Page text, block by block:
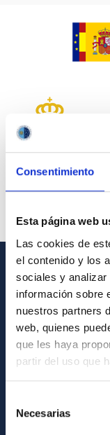
Consentimiento
Esta página web
Las cookies de
el contenido y los
sociales y
información sobre
nuestros partners
web, quienes
que les haya
partir del uso que
Necesarias
GENERAL INFORMATION
Contact
How to get to the
List of personnel
Library
General register